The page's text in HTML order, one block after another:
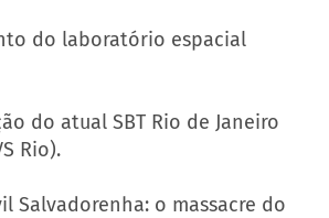
do laboratório espacial
do atual SBT Rio de Janeiro
Rio).
Salvadorenha: o massacre do